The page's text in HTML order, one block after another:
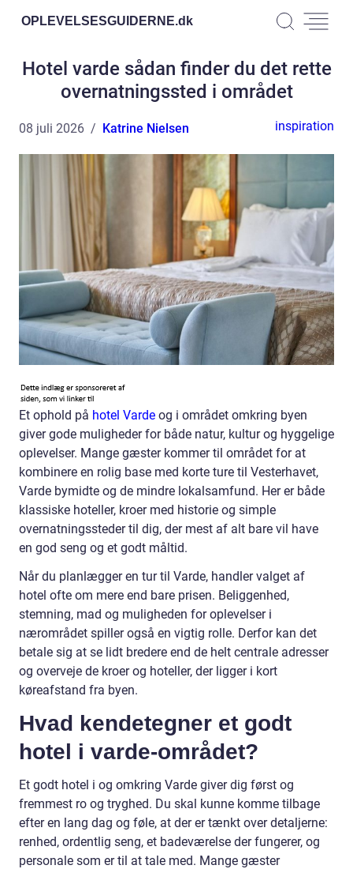
OPLEVELSESGUIDERNE.dk
Hotel varde sådan finder du det rette
overnatningssted i området
08 juli 2026 Katrine Nielsen inspiration
Et ophold på hotel Varde og i området omkring byen
giver gode muligheder for både natur, kultur og hyggelige
oplevelser. Mange gæster kommer til området for at
kombinere en rolig base med korte ture til Vesterhavet,
Varde bymidte og de mindre lokalsamfund. Her er både
klassiske hoteller, kroer med historie og simple
overnatningssteder til dig, der mest af alt bare vil have
en god seng og et godt måltid.
Når du planlægger en tur til Varde, handler valget af
hotel ofte om mere end bare prisen. Beliggenhed,
stemning, mad og muligheden for oplevelser i
nærområdet spiller også en vigtig rolle. Derfor kan det
betale sig at se lidt bredere end de helt centrale adresser
og overveje de kroer og hoteller, der ligger i kort
køreafstand fra byen.
Hvad kendetegner et godt
hotel i varde-området?
Et godt hotel i og omkring Varde giver dig først og
fremmest ro og tryghed. Du skal kunne komme tilbage
efter en lang dag og føle, at der er tænkt over detaljerne:
renhed, ordentlig seng, et badeværelse der fungerer, og
personale som er til at tale med. Mange gæster